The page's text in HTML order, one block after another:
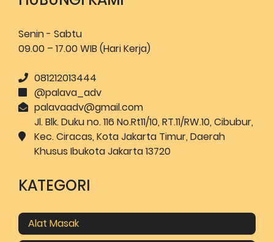
Senin - Sabtu
09.00 – 17.00 WIB (Hari Kerja)
081212013444
@palava_adv
palavaadv@gmail.com
Jl. Blk. Duku no. 116 No.Rt11/10, RT.11/RW.10, Cibubur,
Kec. Ciracas, Kota Jakarta Timur, Daerah
Khusus Ibukota Jakarta 13720
KATEGORI
Alat Masak